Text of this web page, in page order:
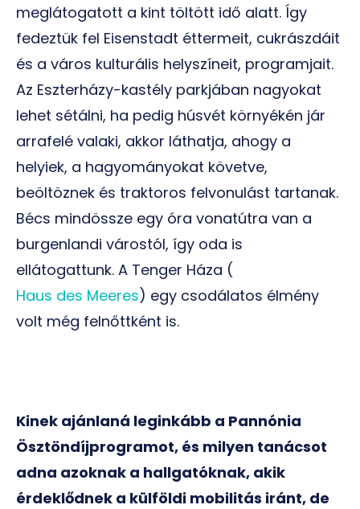
meglátogatott a kint töltött idő alatt. Így
fedeztük fel Eisenstadt éttermeit, cukrászdáit
és a város kulturális helyszíneit, programjait.
Az Eszterházy-kastély parkjában nagyokat
lehet sétálni, ha pedig húsvét környékén jár
arrafelé valaki, akkor láthatja, ahogy a
helyiek, a hagyományokat követve,
beöltöznek és traktoros felvonulást tartanak.
Bécs mindössze egy óra vonatútra van a
burgenlandi várostól, így oda is
ellátogattunk. A Tenger Háza (
Haus des Meeres) egy csodálatos élmény
volt még felnőttként is.
Kinek ajánlaná leginkább a Pannónia
Ösztöndíjprogramot, és milyen tanácsot
adna azoknak a hallgatóknak, akik
érdeklődnek a külföldi mobilitás iránt, de